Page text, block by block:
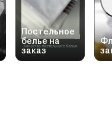
Постельное
белье на
заказ